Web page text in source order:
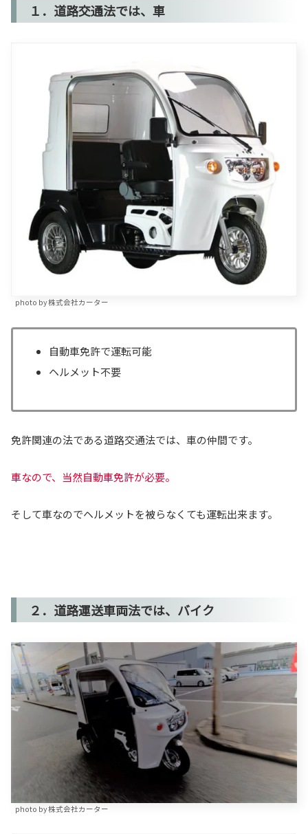
１．道路交通法では、車
photo by 株式会社カーター
自動車免許で運転可能
ヘルメット不要
免許関連の法である道路交通法では、車の仲間です。
車なので、当然自動車免許が必要。
そして車なのでヘルメットを被らなくても運転出来ます。
２．道路運送車両法では、バイク
photo by 株式会社カーター